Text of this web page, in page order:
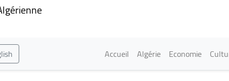
Main navigation
Accueil Algérie Economie